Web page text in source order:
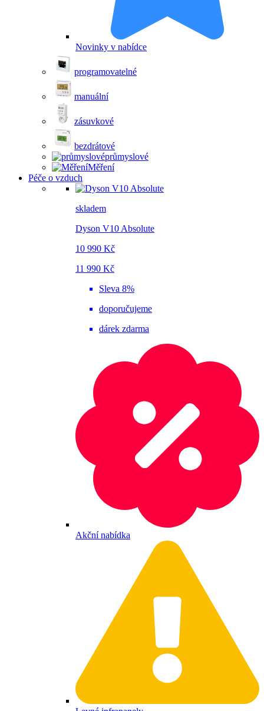
Novinky v nabídce
programovatelné
manuální
zásuvkové
bezdrátové
průmyslové
Měření
Péče o vzduch
skladem
Dyson V10 Absolute
10 990 Kč
11 990 Kč
Sleva 8%
doporučujeme
dárek zdarma
Akční nabídka